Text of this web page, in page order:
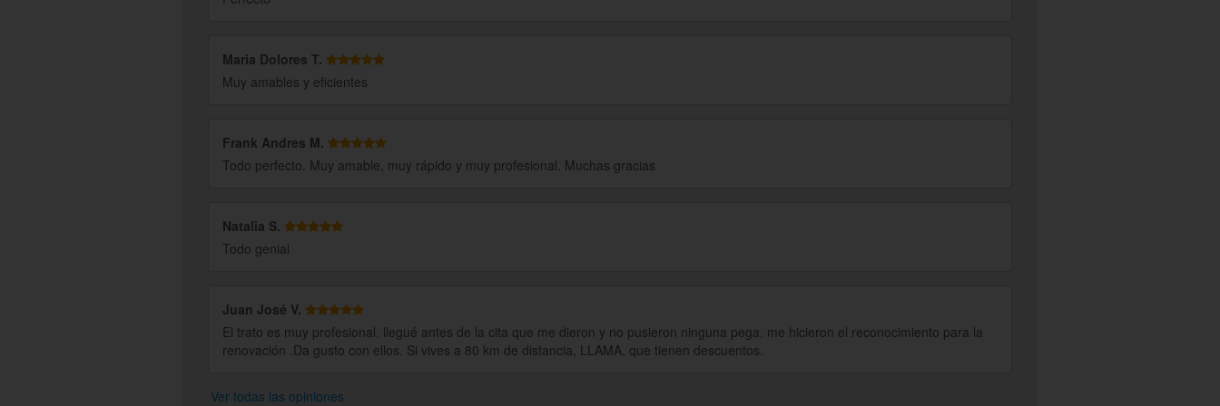
Maria Dolores T.
Muy amables y eficientes
Frank Andres M.
Todo perfecto. Muy amable, muy rápido y muy profesional. Muchas gracias
Natalia S.
Todo genial
Juan José V.
El trato es muy profesional, llegué antes de la cita que me dieron y no pusieron ninguna pega, me hicieron el reconocimiento para la
renovación .Da gusto con ellos. Si vives a 80 km de distancia, LLAMA, que tienen descuentos.
Ver todas las opiniones